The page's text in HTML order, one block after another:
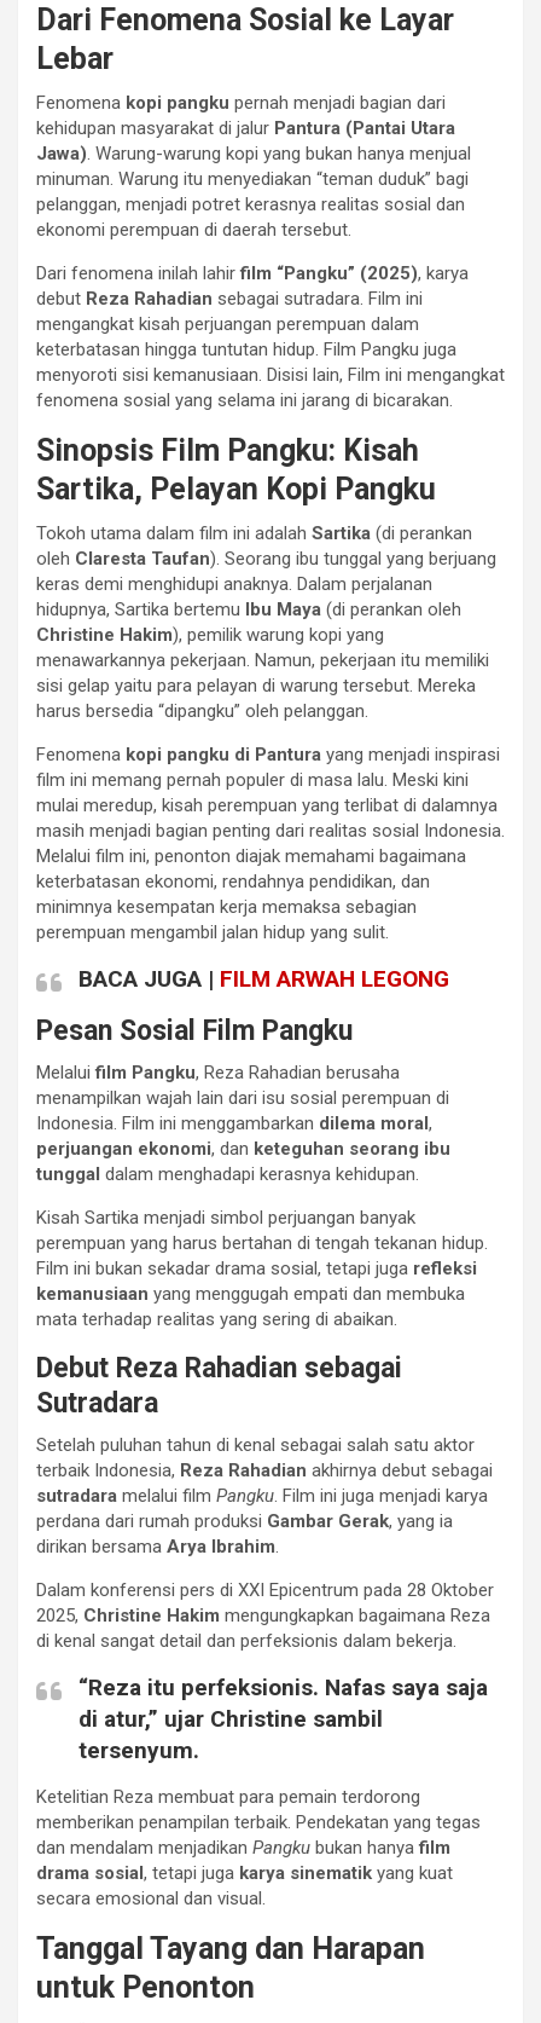
Dari Fenomena Sosial ke Layar
Lebar
Fenomena kopi pangku pernah menjadi bagian dari
kehidupan masyarakat di jalur Pantura (Pantai Utara
Jawa). Warung-warung kopi yang bukan hanya menjual
minuman. Warung itu menyediakan “teman duduk” bagi
pelanggan, menjadi potret kerasnya realitas sosial dan
ekonomi perempuan di daerah tersebut.
Dari fenomena inilah lahirfilm “Pangku” (2025), karya
debut Reza Rahadian sebagai sutradara. Film ini
mengangkat kisah perjuangan perempuan dalam
keterbatasan hingga tuntutan hidup. Film Pangku juga
menyoroti sisi kemanusiaan. Disisi lain, Film ini mengangkat
fenomena sosial yang selama ini jarang di bicarakan.
Sinopsis Film Pangku: Kisah
Sartika, Pelayan Kopi Pangku
Tokoh utama dalam film ini adalah Sartika (di perankan
oleh Claresta Taufan). Seorang ibu tunggal yang berjuang
keras demi menghidupi anaknya. Dalam perjalanan
hidupnya, Sartika bertemu Ibu Maya (di perankan oleh
Christine Hakim), pemilik warung kopi yang
menawarkannya pekerjaan. Namun, pekerjaan itu memiliki
sisi gelap yaitu para pelayan di warung tersebut. Mereka
harus bersedia “dipangku” oleh pelanggan.
Fenomena kopi pangku di Pantura yang menjadi inspirasi
film ini memang pernah populer di masa lalu. Meski kini
mulai meredup, kisah perempuan yang terlibat di dalamnya
masih menjadi bagian penting dari realitas sosial Indonesia.
Melalui film ini, penonton diajak memahami bagaimana
keterbatasan ekonomi, rendahnya pendidikan, dan
minimnya kesempatan kerja memaksa sebagian
perempuan mengambil jalan hidup yang sulit.
BACA JUGA | FILM ARWAH LEGONG
Pesan Sosial Film Pangku
Melaluifilm Pangku, Reza Rahadian berusaha
menampilkan wajah lain dari isu sosial perempuan di
Indonesia. Film ini menggambarkan dilema moral,
perjuangan ekonomi, dan keteguhan seorang ibu
tunggal dalam menghadapi kerasnya kehidupan.
Kisah Sartika menjadi simbol perjuangan banyak
perempuan yang harus bertahan di tengah tekanan hidup.
Film ini bukan sekadar drama sosial, tetapi juga refleksi
kemanusiaan yang menggugah empati dan membuka
mata terhadap realitas yang sering di abaikan.
Debut Reza Rahadian sebagai
Sutradara
Setelah puluhan tahun di kenal sebagai salah satu aktor
terbaik Indonesia, Reza Rahadian akhirnya debut sebagai
sutradara melalui film Pangku. Film ini juga menjadi karya
perdana dari rumah produksi Gambar Gerak, yang ia
dirikan bersama Arya Ibrahim.
Dalam konferensi pers di XXI Epicentrum pada 28 Oktober
2025, Christine Hakim mengungkapkan bagaimana Reza
di kenal sangat detail dan perfeksionis dalam bekerja.
“Reza itu perfeksionis. Nafas saya saja
di atur,” ujar Christine sambil
tersenyum.
Ketelitian Reza membuat para pemain terdorong
memberikan penampilan terbaik. Pendekatan yang tegas
dan mendalam menjadikan Pangku bukan hanyafilm
drama sosial, tetapi juga karya sinematik yang kuat
secara emosional dan visual.
Tanggal Tayang dan Harapan
untuk Penonton